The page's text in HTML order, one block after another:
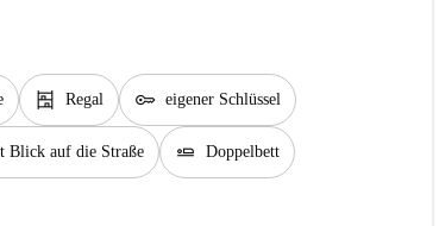
shelves Regal key eigener Schlüssel
Blick auf die Straße airline_seat_flat Doppelbett